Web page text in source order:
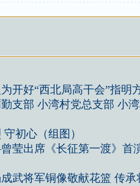
开好“西北局高干会”指明
支部 小湾村党总支部 小
初心（组图）
莹出席《长征第一渡》首
武将军铜像敬献花篮 传承